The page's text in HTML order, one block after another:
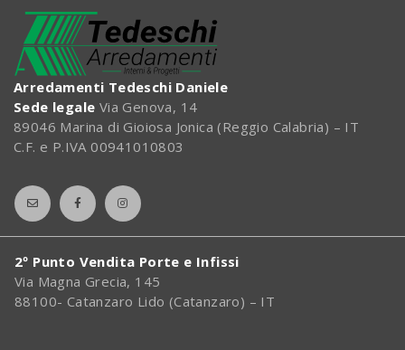
Arredamenti Tedeschi Daniele
Sede legale Via Genova, 14
89046 Marina di Gioiosa Jonica (Reggio Calabria) – IT
C.F. e P.IVA 00941010803
2º Punto Vendita Porte e Infissi
Via Magna Grecia, 145
88100- Catanzaro Lido (Catanzaro) – IT